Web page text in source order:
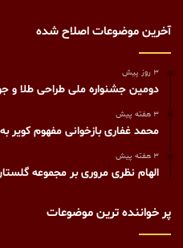
آخرین موضوعات اصلاح شده
3 روز پیش
دومین جشنواره ملی طراحی طلا و
3 هفته پیش
محمد غفاری بازخوانی مفهوم کویر
3 هفته پیش
الهام نظری مروری بر مجموعه
پر خواننده ترین موضوعات